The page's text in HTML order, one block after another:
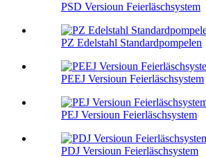
PSD Versioun Feierläschsystem
PZ Edelstahl Standardpompelen
PEEJ Versioun Feierläschsystem
PEJ Versioun Feierläschsystem
PDJ Versioun Feierläschsystem